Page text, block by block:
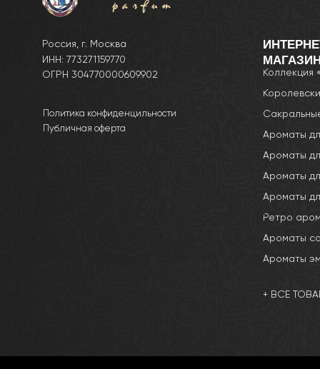
Россия, г. Москва
ИНН: 773271159770
ОГРН 304770000609902
Политика конфиденцильности
Публичная оферта
Коллекция
Ароматы
Ароматы
Ароматы
Ароматы
Ретро
Ароматы
Ароматы
+ ВСЕ